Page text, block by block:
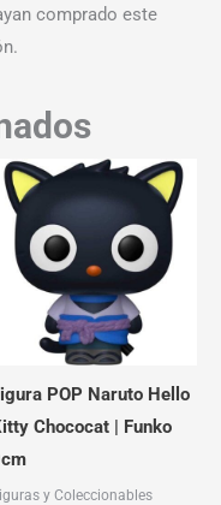
comprado este
POP Naruto Hello
Chococat | Funko
y Coleccionables